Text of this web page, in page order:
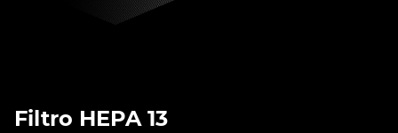
Filtro HEPA 13